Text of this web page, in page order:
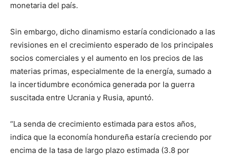
monetaria del país.
Sin embargo, dicho dinamismo estaría condicionado a las
revisiones en el crecimiento esperado de los principales
socios comerciales y el aumento en los precios de las
materias primas, especialmente de la energía, sumado a
la incertidumbre económica generada por la guerra
suscitada entre Ucrania y Rusia, apuntó.
“La senda de crecimiento estimada para estos años,
indica que la economía hondureña estaría creciendo por
encima de la tasa de largo plazo estimada (3.8 por